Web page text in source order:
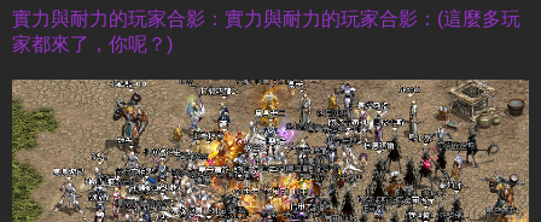
實力與耐力的玩家合影：實力與耐力的玩家合影：(這麼多玩
家都來了，你呢？)